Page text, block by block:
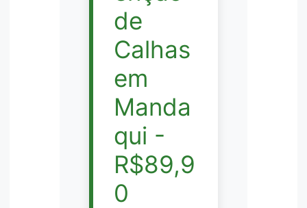
de
Calhas
em
Manda
qui -
R$89,9
0